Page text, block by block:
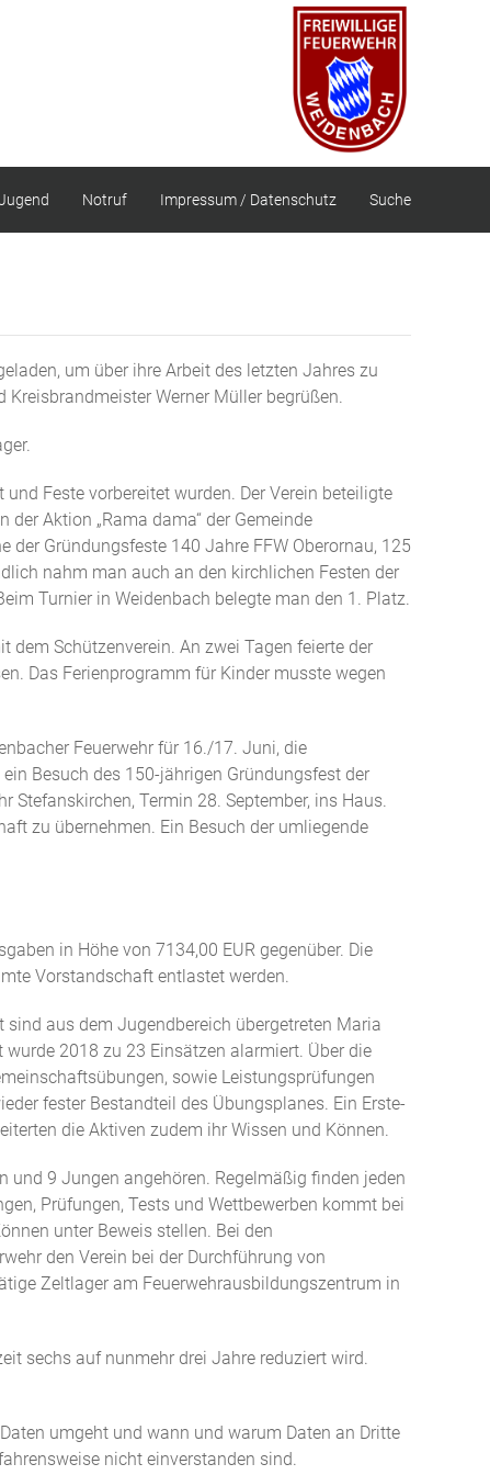
Notruf Impressum / Datenschutz Suche
um über ihre Arbeit des letzten Jahres zu
Werner Müller begrüßen.
Feste vorbereitet wurden. Der Verein beteiligte
Aktion „Rama dama“ der Gemeinde
Gründungsfeste 140 Jahre FFW Oberornau, 125
nahm man auch an den kirchlichen Festen der
Turnier in Weidenbach belegte man den 1. Platz.
Schützenverein. An zwei Tagen feierte der
Das Ferienprogramm für Kinder musste wegen
Feuerwehr für 16./17. Juni, die
Besuch des 150-jährigen Gründungsfest der
Termin 28. September, ins Haus.
zu übernehmen. Ein Besuch der umliegende
in Höhe von 7134,00 EUR gegenüber. Die
Vorstandschaft entlastet werden.
aus dem Jugendbereich übergetreten Maria
2018 zu 23 Einsätzen alarmiert. Über die
sowie Leistungsprüfungen
fester Bestandteil des Übungsplanes. Ein Erste-
die Aktiven zudem ihr Wissen und Können.
9 Jungen angehören. Regelmäßig finden jeden
Prüfungen, Tests und Wettbewerben kommt bei
unter Beweis stellen. Bei den
den Verein bei der Durchführung von
Zeltlager am Feuerwehrausbildungszentrum in
sechs auf nunmehr drei Jahre reduziert wird.
umgeht und wann und warum Daten an Dritte
nicht einverstanden sind.